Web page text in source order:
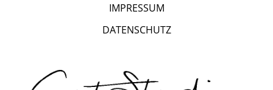
IMPRESSUM
DATENSCHUTZ